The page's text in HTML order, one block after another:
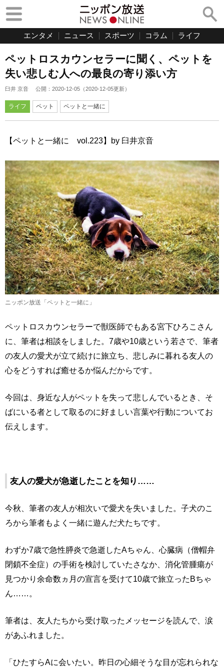
エンタメ ニュース スポーツ コラム ライフ
ペットロスカウンセラーに聞く、ペットを
失い悲しむ人への最良の寄り添い方
臼井 京音 公開： 2020-12-05 （2020-12-05更新）
ライフ ペット ペットと一緒に
【ペットと一緒に vol.223】by 臼井京音
ニッポン放送「ペットと一緒に」
ペットロスカウンセラーで獣医師でもある宮下ひろこさん
に、筆者は相談をしました。7歳や10歳という若さで、筆者
の友人の愛犬が立て続けに旅立ち、悲しみに暮れる友人の
心をどうすれば癒せるか悩んだからです。
今回は、身近な人がペットを失って悲しんでいるとき、そ
ばにいる者として取るのに好ましい言葉や行動についてお
伝えします。
友人の愛犬が急逝したことを知り……
今秋、筆者の友人が相次いで愛犬を失いました。子犬のこ
ろから筆者もよく一緒に遊んだ犬たちです。
わずか7歳で急性膵炎で急逝したAちゃん、心臓病（僧帽弁
閉鎖不全症）の手術を検討していたさなか、消化管腫瘍が
見つかり余命数ヵ月の宣言を受けて10歳で旅立ったBちゃ
ん……。
筆者は、友人たちから受け取ったメッセージを読んで、涙
があふれました。
「ひたすらAに会いたい。昨日の心細そうな目が忘れられな